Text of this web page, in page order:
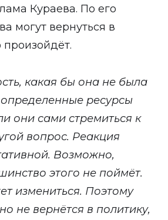
Кураева. По его
могут вернуться в
произойдёт.
какая бы она не была
определенные ресурсы
они сами стремиться к
вопрос. Реакция
Возможно,
этого не поймёт.
измениться. Поэтому
не вернётся в политику,